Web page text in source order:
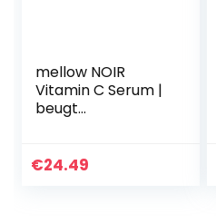
mellow NOIR
Vitamin C Serum |
beugt
vegan,
€24.49